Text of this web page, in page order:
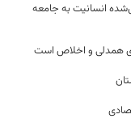
انسانیت به جامعه
همدلی و اخلاص است